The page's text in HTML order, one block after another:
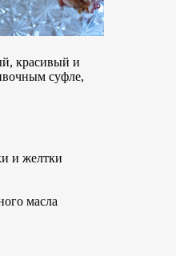
красивый и
суфле,
и желтки
масла